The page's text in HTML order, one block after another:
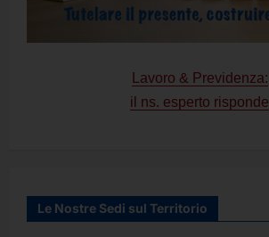
Lavoro & Previdenza:
il ns. esperto risponde
Le Nostre Sedi sul Territorio